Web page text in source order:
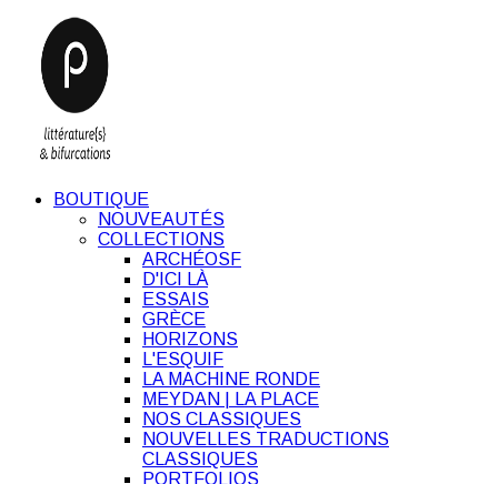
BOUTIQUE
NOUVEAUTÉS
COLLECTIONS
ARCHÉOSF
D'ICI LÀ
ESSAIS
GRÈCE
HORIZONS
L'ESQUIF
LA MACHINE RONDE
MEYDAN | LA PLACE
NOS CLASSIQUES
NOUVELLES TRADUCTIONS
CLASSIQUES
PORTFOLIOS